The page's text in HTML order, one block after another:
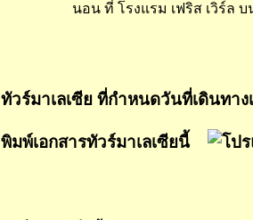
นอน ที่ โรงแรม เฟริส เวิร์ล บ
ทัวร์มาเลเซีย ที่กำหนดวันที่เดินทาง
พิมพ์เอกสารทัวร์มาเลเซียนี้